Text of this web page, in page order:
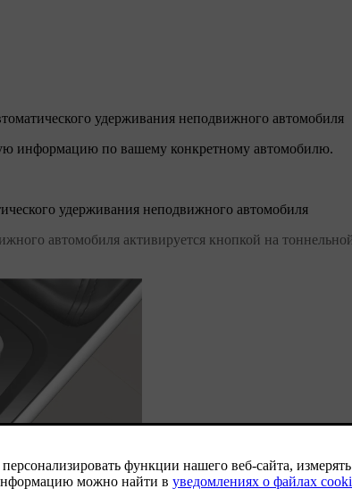
удерживания неподвижного автомобиля
информацию по вашему конкретному автомобилю.
удерживания неподвижного автомобиля
автомобиля активируется кнопкой на